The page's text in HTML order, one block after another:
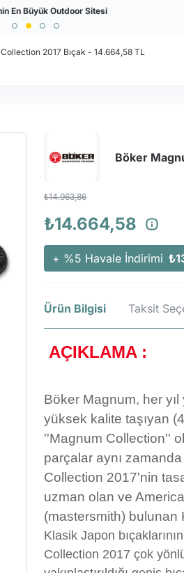
En Büyük Outdoor Sitesi
Kartlarına Taksit İmkanı!
Böker
₺14.963,86
₺14.664,58
+ %5 Havale İndirimi
Ürün Bilgisi Taksit
AÇIKLAMA :
Böker Magnum, her
yüksek kalite taşıyan
''Magnum Collection''
parçalar aynı
Collection 2017'nin
uzman olan ve
(mastersmith) bulunan
Klasik Japon
Collection 2017 çok